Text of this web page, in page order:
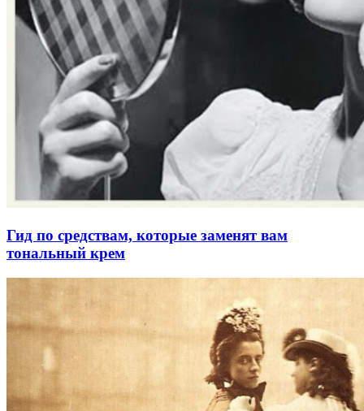
Гид по средствам, которые заменят вам
тональный крем